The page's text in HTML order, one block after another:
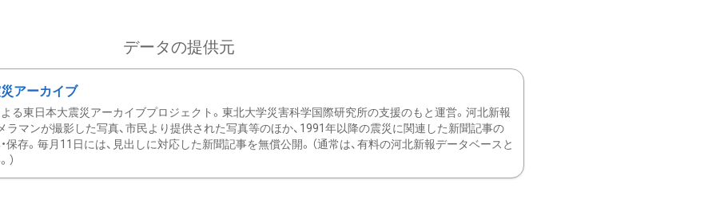
データの提供元
アーカイブ
る東日本大震災アーカイブプロジェクト。東北大学災害科学国際研究所の支援のもと運営。河北新報
ラマンが撮影した写真、市民より提供された写真等のほか、1991年以降の震災に関連した新聞記事の
保存。毎月11日には、見出しに対応した新聞記事を無償公開。（通常は、有料の河北新報データベースと
）